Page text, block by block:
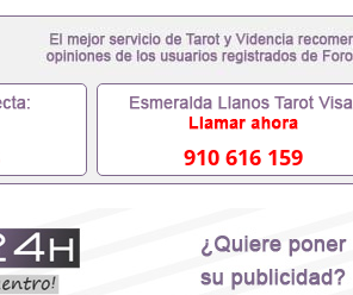
材料551190476办理假毕业证在国内能
怎么办理毕业证,没毕业可以办学历认证吗,
因为递交材料不齐而被拒之门外551190476
读了,成绩不理想毕不了业怎么办
如何办理本科/硕士毕业证551190476网上
科毕业证怎么办理551190476国外大学文凭
以制作美国毕业证551190476哪里可以办理
里可以办理加拿大毕业证551190476申请
去哪认证QQ微信551190476找毕业证封皮
代办国外毕业证QQ微信551190476快速拿
国外文凭回国认证QQ微信551190476泰
910 616 159